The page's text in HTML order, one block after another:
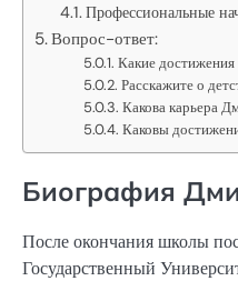
Профессиональные
Вопрос-ответ:
Какие
Расскажите о
Какова карьера
Каковы
Биография
После окончания школы
Государственный